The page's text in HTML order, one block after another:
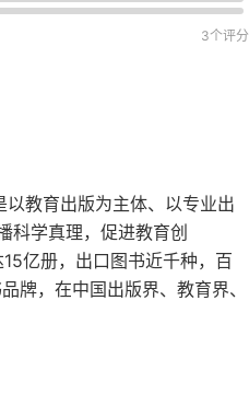
3个评分
教育出版为主体、以专业出
科学真理，促进教育创
亿册，出口图书近千种，百
牌，在中国出版界、教育界、